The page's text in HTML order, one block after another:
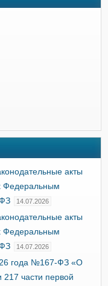
акты
Федеральным
14.07.2026
акты
Федеральным
14.07.2026
года №167-ФЗ «О
217 части первой